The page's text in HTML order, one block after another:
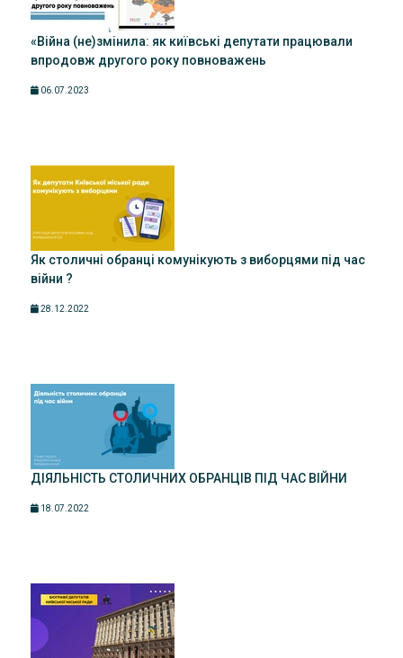
«Війна (не)змінила: як київські депутати працювали
впродовж другого року повноважень
06.07.2023
Як столичні обранці комунікують з виборцями під час
війни ?
28.12.2022
ДІЯЛЬНІСТЬ СТОЛИЧНИХ ОБРАНЦІВ ПІД ЧАС ВІЙНИ
18.07.2022